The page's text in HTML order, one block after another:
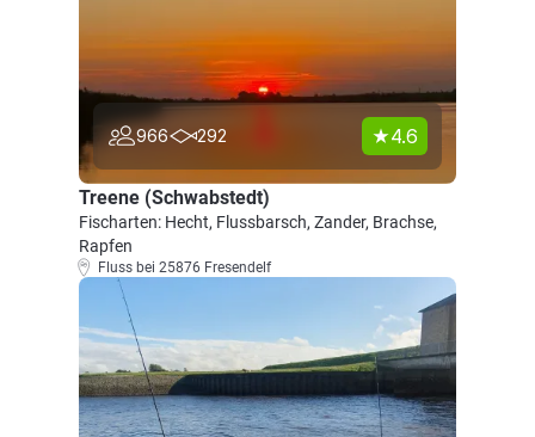
966 292 4.6
Treene (Schwabstedt)
Fischarten: Hecht, Flussbarsch, Zander, Brachse,
Rapfen
Fluss bei 25876 Fresendelf